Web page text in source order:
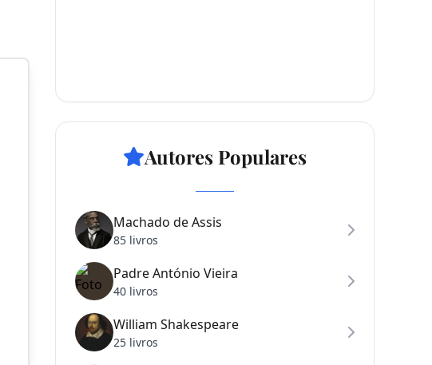
Autores Populares
Machado de Assis
85 livros
Padre António Vieira
40 livros
William Shakespeare
25 livros